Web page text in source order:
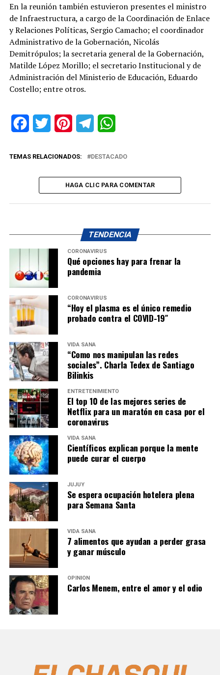
En la reunión también estuvieron presentes el ministro
de Infraestructura, a cargo de la Coordinación de Enlace
y Relaciones Políticas, Sergio Camacho; el coordinador
Administrativo de la Gobernación, Nicolás
Demitrópulos; la secretaria general de la Gobernación,
Matilde López Morillo; el secretario Institucional y de
Administración del Ministerio de Educación, Eduardo
Costello; entre otros.
FacebookTwitter PinterestTelegram
TEMAS RELACIONADOS: DESTACADO
HAGA CLIC PARA COMENTAR
TENDENCIA
CORONAVIRUS
Qué opciones hay para frenar la
pandemia
CORONAVIRUS
“Hoy el plasma es el único remedio
probado contra el COVID-19″
VIDA SANA
“Como nos manipulan las redes
sociales”. Charla Tedex de Santiago
Bilinkis
ENTRETENIMIENTO
El top 10 de las mejores series de
Netflix para un maratón en casa por el
coronavirus
VIDA SANA
Científicos explican porque la mente
puede curar el cuerpo
JUJUY
Se espera ocupación hotelera plena
para Semana Santa
VIDA SANA
7 alimentos que ayudan a perder grasa
y ganar músculo
OPINIÓN
Carlos Menem, entre el amor y el odio